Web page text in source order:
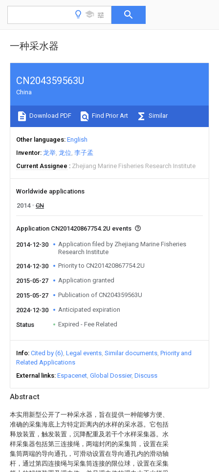
一种采水器
Abstract
本实用新型公开了一种采水器，旨在提供一种能够方便、
准确的采集海底上方特定距离内的水样的采水器。它包括
释放装置，触发装置，沉降配重及若干个水样采集器。水
样采集器包括第三连接绳，两端封闭的采集筒，设置在采
集筒两端的导向通孔，可滑动设置在导向通孔内的滑动轴
杆，通过第四连接绳与采集筒连接的限位球，设置在采集
CN204359563U
China
Download PDF Find Prior Art Similar
Other languages English
Inventor 龙举 龙位 李子孟
Current Assignee
Zhejiang Marine Fisheries Research Institute
Worldwide applications
2014
CN
Application CN201420867754.2U events
2014-12-30
Application filed by Zhejiang Marine Fisheries
Research Institute
2014-12-30
Priority to CN201420867754.2U
2015-05-27 Application granted
2015-05-27 Publication of CN204359563U
2024-12-30 Anticipated expiration
Status Expired - Fee Related
Info Cited by (6) Legal events Similar documents Priority and
Related Applications
External links Espacenet Global Dossier Discuss